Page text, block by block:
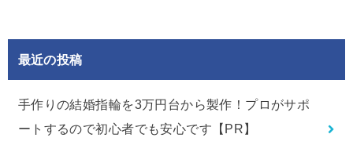
最近の投稿
手作りの結婚指輪を3万円台から製作！プロがサポ
ートするので初心者でも安心です【PR】